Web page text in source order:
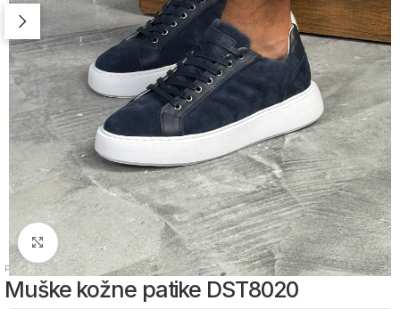
Zumiraj sliku
Početna /Muška obuća Muške kožne patike
Muške kožne patike DST8020